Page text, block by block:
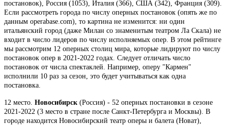
постановок), Россия (1053), Италия (366), США (342), Франция (309).
Если рассмотреть города по числу оперных постановок (опять же по
данным operabase.com), то картина не изменится: ни один
итальянский город (даже Милан со знаменитым театром Ла Скала) не
входит в число лидеров по числу исполняемых опер. В этом рейтинге
мы рассмотрим 12 оперных столиц мира, которые лидируют по числу
постановок опер в 2021-2022 годах. Следует отличать число
постановок от числа спектаклей. Например, оперу "Кармен"
исполнили 10 раз за сезон, это будет учитываться как одна
постановка.
12 место. Новосибирск (Россия) - 52 оперных постановки в сезоне
2021-2022 (3 место в стране после Санкт-Петербурга и Москвы). В
городе находится Новосибирский театр оперы и балета (Новат),